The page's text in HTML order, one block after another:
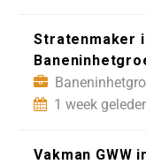
Stratenmaker
1 week
Vakman GWW